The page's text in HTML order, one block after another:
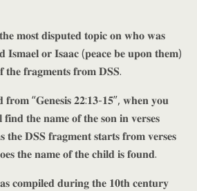
𝐭𝐡𝐞 𝐦𝐨𝐬𝐭 𝐝𝐢𝐬𝐩𝐮𝐭𝐞𝐝 𝐭𝐨𝐩𝐢𝐜 𝐨𝐧 𝐰𝐡𝐨 𝐰𝐚𝐬
𝐈𝐬𝐦𝐚𝐞𝐥 𝐨𝐫 𝐈𝐬𝐚𝐚𝐜 (𝐩𝐞𝐚𝐜𝐞 𝐛𝐞 𝐮𝐩𝐨𝐧 𝐭𝐡𝐞𝐦)
𝐭𝐡𝐞 𝐟𝐫𝐚𝐠𝐦𝐞𝐧𝐭𝐬 𝐟𝐫𝐨𝐦 𝐃𝐒𝐒.
𝐟𝐫𝐨𝐦 “𝐆𝐞𝐧𝐞𝐬𝐢𝐬 𝟐𝟐:𝟏𝟑-𝟏𝟓”, 𝐰𝐡𝐞𝐧 𝐲𝐨𝐮
𝐟𝐢𝐧𝐝 𝐭𝐡𝐞 𝐧𝐚𝐦𝐞 𝐨𝐟 𝐭𝐡𝐞 𝐬𝐨𝐧 𝐢𝐧 𝐯𝐞𝐫𝐬𝐞𝐬
𝐃𝐒𝐒 𝐟𝐫𝐚𝐠𝐦𝐞𝐧𝐭 𝐬𝐭𝐚𝐫𝐭𝐬 𝐟𝐫𝐨𝐦 𝐯𝐞𝐫𝐬𝐞𝐬
𝐭𝐡𝐞 𝐧𝐚𝐦𝐞 𝐨𝐟 𝐭𝐡𝐞 𝐜𝐡𝐢𝐥𝐝 𝐢𝐬 𝐟𝐨𝐮𝐧𝐝.
𝐜𝐨𝐦𝐩𝐢𝐥𝐞𝐝 𝐝𝐮𝐫𝐢𝐧𝐠 𝐭𝐡𝐞 𝟏𝟎𝐭𝐡 𝐜𝐞𝐧𝐭𝐮𝐫𝐲